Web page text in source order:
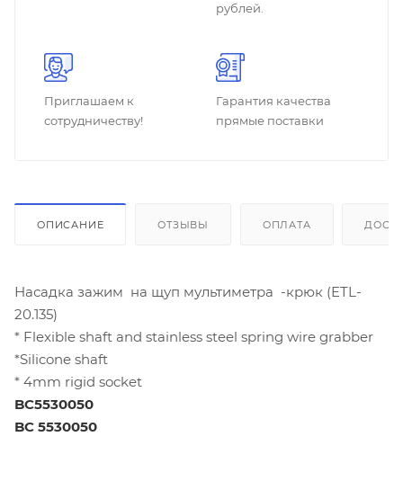
рублей.
Приглашаем к
сотрудничеству!
Гарантия качества
прямые поставки
ОПИСАНИЕ ОТЗЫВЫ ОПЛАТА
Насадка зажим на щуп мультиметра -крюк (ETL-
20.135)
* Flexible shaft and stainless steel spring wire grabber
*Silicone shaft
* 4mm rigid socket
BC5530050
BC 5530050